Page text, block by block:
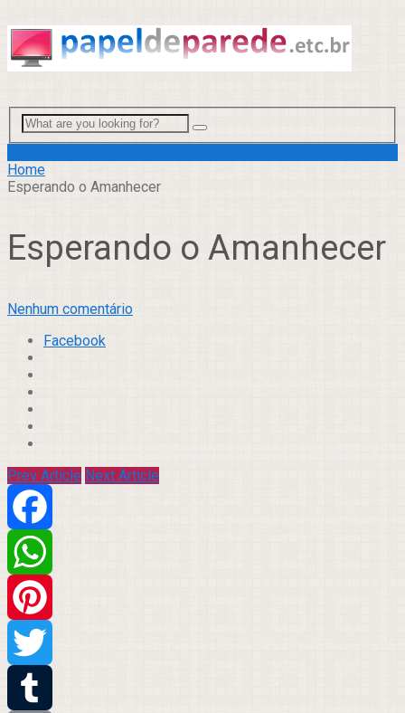
Home
Esperando o Amanhecer
Esperando o Amanhecer
Nenhum comentário
Facebook
Prev Article Next Article
Facebook
WhatsApp
Pinterest
Twitter